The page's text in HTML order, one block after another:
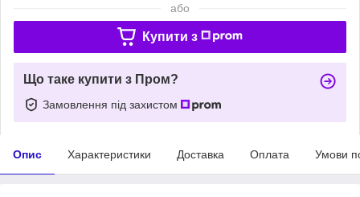
або
Купити з
Що таке купити з Пром?
Замовлення під захистом
Опис Характеристики Доставка Оплата Умови